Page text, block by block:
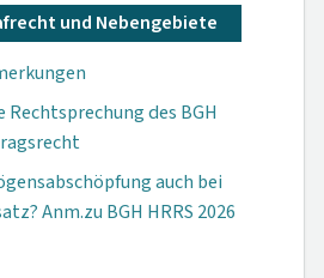
und Nebengebiete
Rechtsprechung des BGH
auch bei
Anm.zu BGH HRRS 2026